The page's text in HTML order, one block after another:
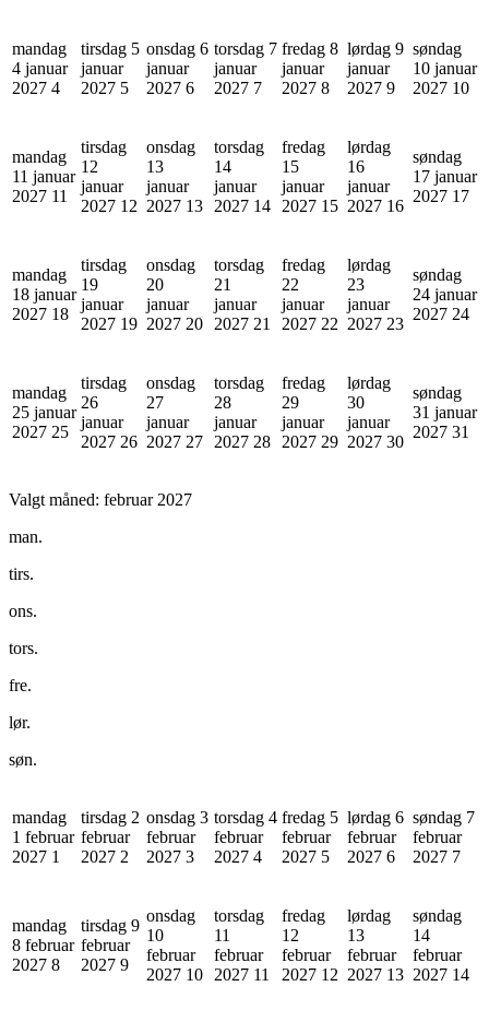
mandag
4 januar
2027 4
tirsdag 5
januar
2027 5
onsdag 6
januar
2027 6
torsdag 7
januar
2027 7
fredag 8
januar
2027 8
lørdag 9
januar
2027 9
søndag
10 januar
2027 10
mandag
11 januar
2027 11
tirsdag
12
januar
2027 12
onsdag
13
januar
2027 13
torsdag
14
januar
2027 14
fredag
15
januar
2027 15
lørdag
16
januar
2027 16
søndag
17 januar
2027 17
mandag
18 januar
2027 18
tirsdag
19
januar
2027 19
onsdag
20
januar
2027 20
torsdag
21
januar
2027 21
fredag
22
januar
2027 22
lørdag
23
januar
2027 23
søndag
24 januar
2027 24
mandag
25 januar
2027 25
tirsdag
26
januar
2027 26
onsdag
27
januar
2027 27
torsdag
28
januar
2027 28
fredag
29
januar
2027 29
lørdag
30
januar
2027 30
søndag
31 januar
2027 31
Valgt måned: februar 2027
man.
tirs.
ons.
tors.
fre.
lør.
søn.
mandag
1 februar
2027 1
tirsdag 2
februar
2027 2
onsdag 3
februar
2027 3
torsdag 4
februar
2027 4
fredag 5
februar
2027 5
lørdag 6
februar
2027 6
søndag 7
februar
2027 7
mandag
8 februar
2027 8
tirsdag 9
februar
2027 9
onsdag
10
februar
2027 10
torsdag
11
februar
2027 11
fredag
12
februar
2027 12
lørdag
13
februar
2027 13
søndag
14
februar
2027 14